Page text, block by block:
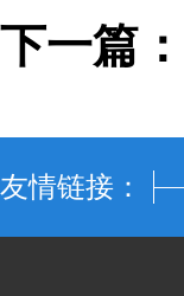
下一篇：
友情链接：